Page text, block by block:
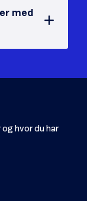
med
hvor du har